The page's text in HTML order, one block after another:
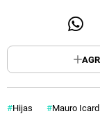
Hijas Mauro